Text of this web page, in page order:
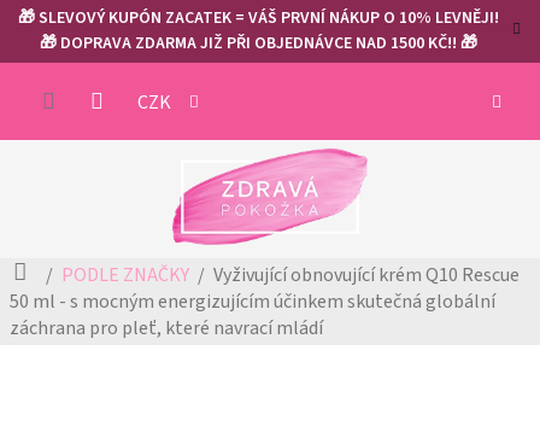
Přejít
obsah
🎁 SLEVOVÝ KUPÓN ZACATEK = VÁŠ PRVNÍ NÁKUP O 10% LEVNĚJI!
🎁 DOPRAVA ZDARMA JIŽ PŘI OBJEDNÁVCE NAD 1500 KČ!! 🎁
CZK
DomůPODLE ZNAČKY
Vyživující obnovující krém Q10 Rescue
50 ml - s mocným energizujícím účinkemskutečná globální
záchrana pro pleť, které navrací mládí